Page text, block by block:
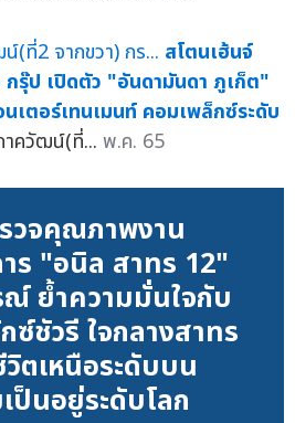
สโตนเฮ้นจ์
กรุ๊ป เปิดตัว "อันดามันดา ภูเก็ต"
เตอร์เทนเมนท์ คอมเพล็กซ์ระดับ
ควัฒน์(ที่... พ.ค. 65
วจคุณภาพงาน
ร "อนิล สาทร 12"
ย้ำความมั่นใจกับ
ซ์ชัวรี ใจกลางสาทร
ตเหนือระดับบน
ป็นอยู่ระดับโลก